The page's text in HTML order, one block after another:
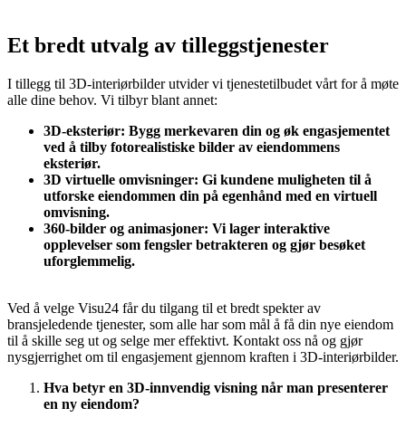
Et bredt utvalg av tilleggstjenester
I tillegg til 3D-interiørbilder utvider vi tjenestetilbudet vårt for å møte
alle dine behov. Vi tilbyr blant annet:
3D-eksteriør: Bygg merkevaren din og øk engasjementet
ved å tilby fotorealistiske bilder av eiendommens
eksteriør.
3D virtuelle omvisninger: Gi kundene muligheten til å
utforske eiendommen din på egenhånd med en virtuell
omvisning.
360-bilder og animasjoner: Vi lager interaktive
opplevelser som fengsler betrakteren og gjør besøket
uforglemmelig.
Ved å velge Visu24 får du tilgang til et bredt spekter av
bransjeledende tjenester, som alle har som mål å få din nye eiendom
til å skille seg ut og selge mer effektivt. Kontakt oss nå og gjør
nysgjerrighet om til engasjement gjennom kraften i 3D-interiørbilder.
Hva betyr en 3D-innvendig visning når man presenterer
en ny eiendom?